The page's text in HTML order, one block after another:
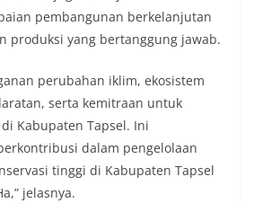
antara Polri dan
sekaligus membangun kesadaran
akan pentingnya menjaga
dalam menyambut
HUT Kemerdekaan
sambang ini
akan terus dilaksanakan secara rutin
di wilayah Kelurahan
bagian dari upaya menciptakan
yang aman dan kondusif,
pembangunan berkelanjutan
produksi yang bertanggung jawab.
perubahan iklim, ekosistem
serta kemitraan untuk
Kabupaten Tapsel. Ini
dalam pengelolaan
tinggi di Kabupaten Tapsel
jelasnya.